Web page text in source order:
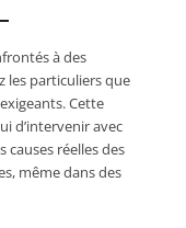
à des
les particuliers que
Cette
d’intervenir avec
réelles des
même dans des